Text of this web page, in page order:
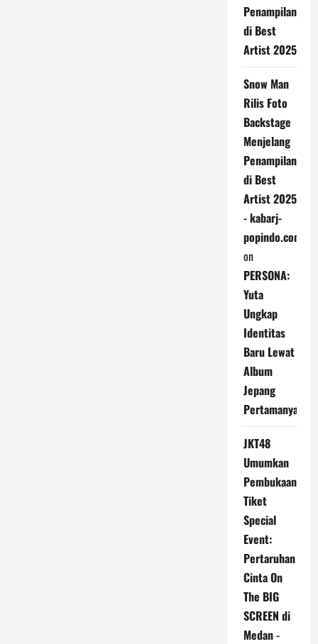
Penampilan
di Best
Artist 2025
Snow Man
Rilis Foto
Backstage
Menjelang
Penampilan
di Best
Artist 2025
- kabarj-
popindo.com
on
PERSONA:
Yuta
Ungkap
Identitas
Baru Lewat
Album
Jepang
Pertamanya
JKT48
Umumkan
Pembukaan
Tiket
Special
Event:
Pertaruhan
Cinta On
The BIG
SCREEN di
Medan -